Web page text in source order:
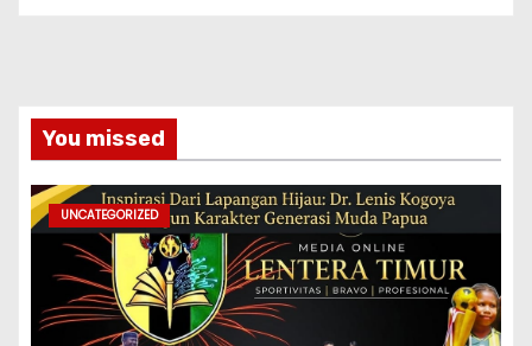
You missed
UNCATEGORIZED